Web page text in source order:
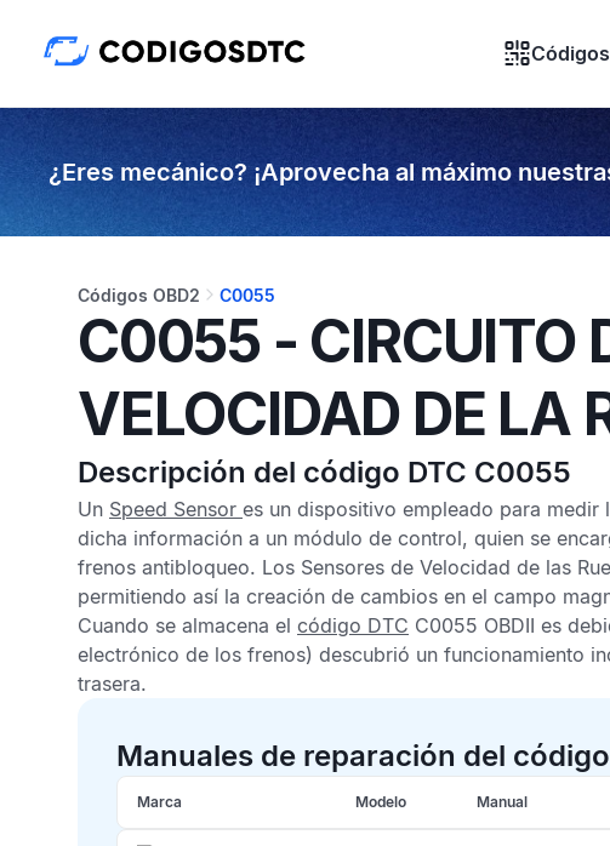
¿Eres mecánico? ¡Aprovecha al máximo
Códigos OBD2 C0055
C0055 - CIRCUITO
VELOCIDAD DE LA
Descripción del código DTC C0055
Un Speed Sensor es un dispositivo empleado para
dicha información a un módulo de control, quien se
frenos antibloqueo. Los Sensores de Velocidad de las
permitiendo así la creación de cambios en el campo
Cuando se almacena el código DTC C0055 OBDII es
electrónico de los frenos) descubrió un funcionamiento
trasera.
Manuales de reparación del
Marca Modelo Manual